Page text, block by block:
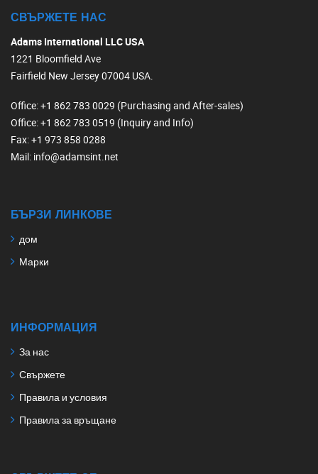
СВЪРЖЕТЕ НАС
Adams International LLC USA
1221 Bloomfield Ave
Fairfield New Jersey 07004 USA.
Office: +1 862 783 0029 (Purchasing and After-sales)
Office: +1 862 783 0519 (Inquiry and Info)
Fax: +1 973 858 0288
Mail: info@adamsint.net
БЪРЗИ ЛИНКОВЕ
дом
Марки
ИНФОРМАЦИЯ
За нас
Свържете
Правила и условия
Правила за връщане